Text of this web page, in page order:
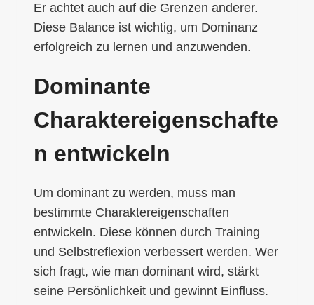
Er achtet auch auf die Grenzen anderer.
Diese Balance ist wichtig, um Dominanz
erfolgreich zu lernen und anzuwenden.
Dominante
Charaktereigenschafte
n entwickeln
Um dominant zu werden, muss man
bestimmte Charaktereigenschaften
entwickeln. Diese können durch Training
und Selbstreflexion verbessert werden. Wer
sich fragt, wie man dominant wird, stärkt
seine Persönlichkeit und gewinnt Einfluss.